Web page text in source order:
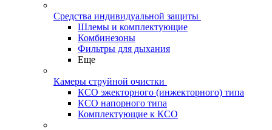
Средства индивидуальной защиты
Шлемы и комплектующие
Комбинезоны
Фильтры для дыхания
Еще
Камеры струйной очистки
КСО эжекторного (инжекторного) типа
КСО напорного типа
Комплектующие к КСО